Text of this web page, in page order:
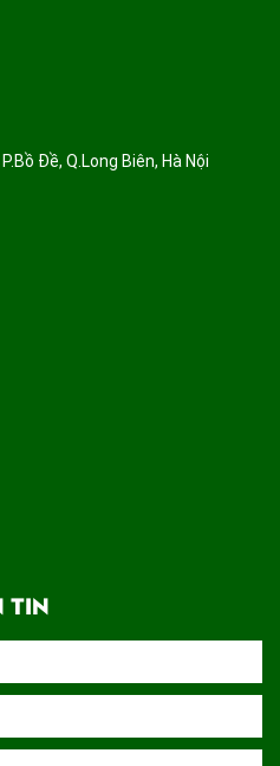
Đề, Q.Long Biên, Hà Nội
TIN